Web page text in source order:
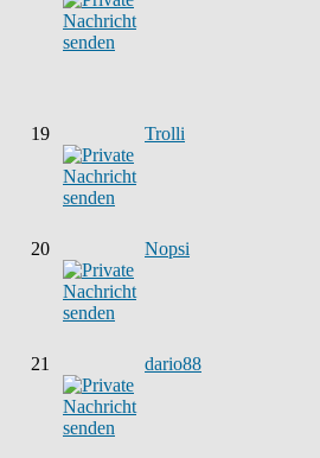
19 Trolli
20 Nopsi
21 dario88